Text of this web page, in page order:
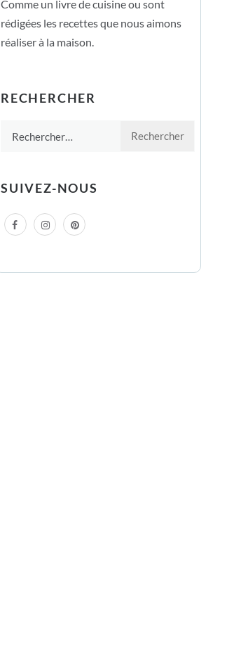
Comme un livre de cuisine ou sont
rédigées les recettes que nous aimons
réaliser à la maison.
RECHERCHER
SUIVEZ-NOUS